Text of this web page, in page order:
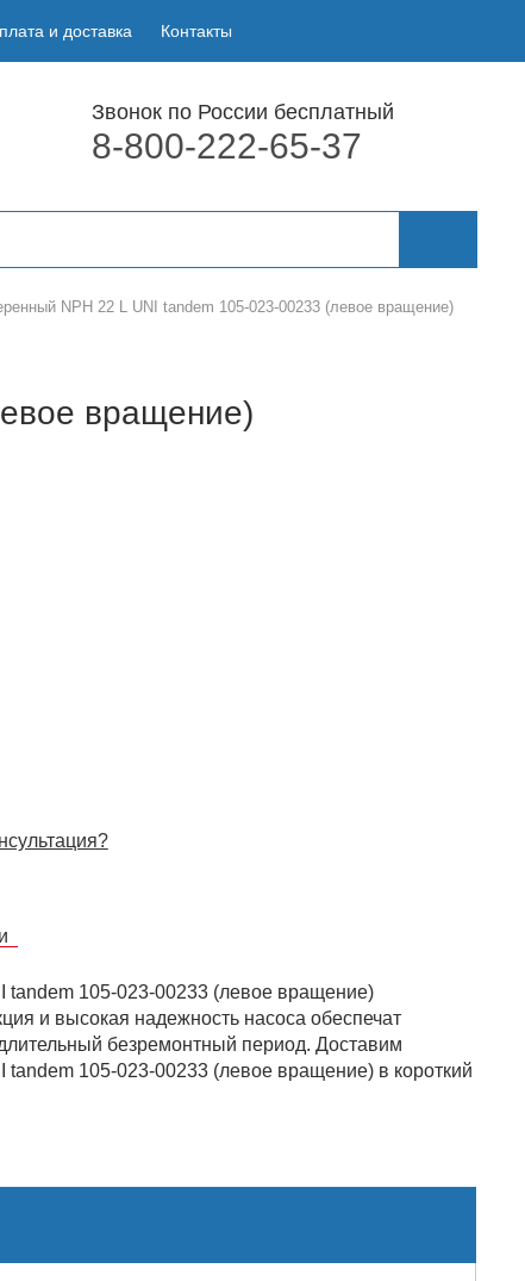
и доставка Контакты
Звонок по России бесплатный
8-800-222-65-37
NPH 22 L UNI tandem 105-023-00233 (левое вращение)
вращение)
tandem 105-023-00233 (левое вращение)
и высокая надежность насоса обеспечат
безремонтный период. Доставим
105-023-00233 (левое вращение) в короткий